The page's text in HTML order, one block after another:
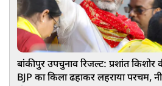
बांकीपुर उपचुनाव रिजल्ट: प्रशांत किशोर
BJP का किला ढहाकर लहराया परचम,